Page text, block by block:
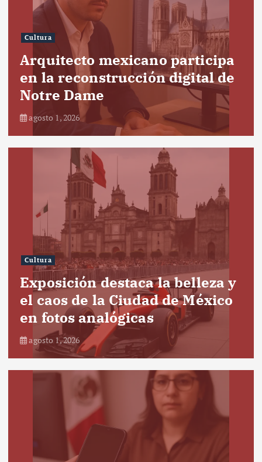
Cultura
Arquitecto mexicano participa
en la reconstrucción digital de
Notre Dame
agosto 1, 2026
Cultura
Exposición destaca la belleza y
el caos de la Ciudad de México
en fotos analógicas
agosto 1, 2026